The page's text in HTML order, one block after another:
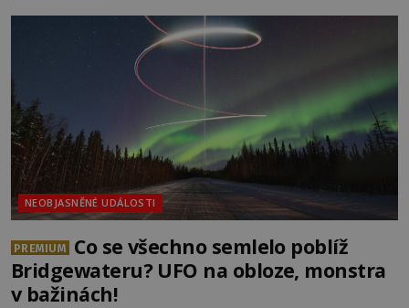
přírodní živel, neznámý útočník, nebo někdo, koho
tehdejší režim nechtěl odhalit? [gallery
ids="171131,171132,1711
NEOBJASNĚNÉ UDÁLOSTI
PREMIUM
Co se všechno semlelo poblíž
Bridgewateru? UFO na obloze, monstra
v bažinách!